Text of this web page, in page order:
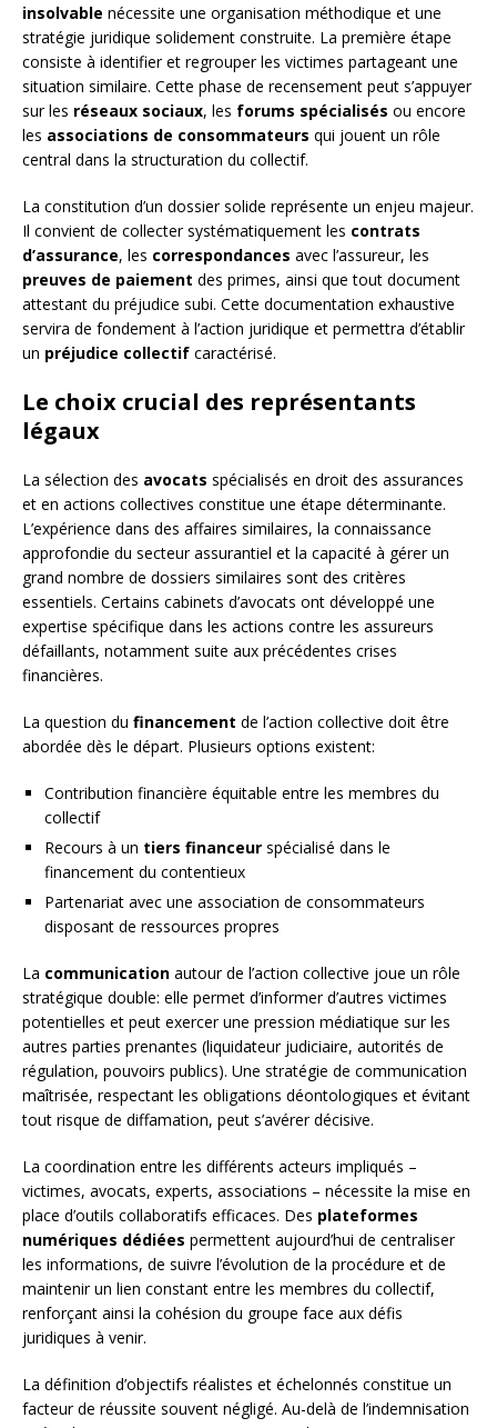
insolvable nécessite une organisation méthodique et une
stratégie juridique solidement construite. La première étape
consiste à identifier et regrouper les victimes partageant une
situation similaire. Cette phase de recensement peut s’appuyer
sur les réseaux sociaux, les forums spécialisés ou encore
les associations de consommateurs qui jouent un rôle
central dans la structuration du collectif.
La constitution d’un dossier solide représente un enjeu majeur.
Il convient de collecter systématiquement les contrats
d’assurance, les correspondances avec l’assureur, les
preuves de paiement des primes, ainsi que tout document
attestant du préjudice subi. Cette documentation exhaustive
servira de fondement à l’action juridique et permettra d’établir
un préjudice collectif caractérisé.
Le choix crucial des représentants
légaux
La sélection des avocats spécialisés en droit des assurances
et en actions collectives constitue une étape déterminante.
L’expérience dans des affaires similaires, la connaissance
approfondie du secteur assurantiel et la capacité à gérer un
grand nombre de dossiers similaires sont des critères
essentiels. Certains cabinets d’avocats ont développé une
expertise spécifique dans les actions contre les assureurs
défaillants, notamment suite aux précédentes crises
financières.
La question du financement de l’action collective doit être
abordée dès le départ. Plusieurs options existent:
Contribution financière équitable entre les membres du
collectif
Recours à un tiers financeur spécialisé dans le
financement du contentieux
Partenariat avec une association de consommateurs
disposant de ressources propres
La communication autour de l’action collective joue un rôle
stratégique double: elle permet d’informer d’autres victimes
potentielles et peut exercer une pression médiatique sur les
autres parties prenantes (liquidateur judiciaire, autorités de
régulation, pouvoirs publics). Une stratégie de communication
maîtrisée, respectant les obligations déontologiques et évitant
tout risque de diffamation, peut s’avérer décisive.
La coordination entre les différents acteurs impliqués –
victimes, avocats, experts, associations – nécessite la mise en
place d’outils collaboratifs efficaces. Des plateformes
numériques dédiées permettent aujourd’hui de centraliser
les informations, de suivre l’évolution de la procédure et de
maintenir un lien constant entre les membres du collectif,
renforçant ainsi la cohésion du groupe face aux défis
juridiques à venir.
La définition d’objectifs réalistes et échelonnés constitue un
facteur de réussite souvent négligé. Au-delà de l’indemnisation